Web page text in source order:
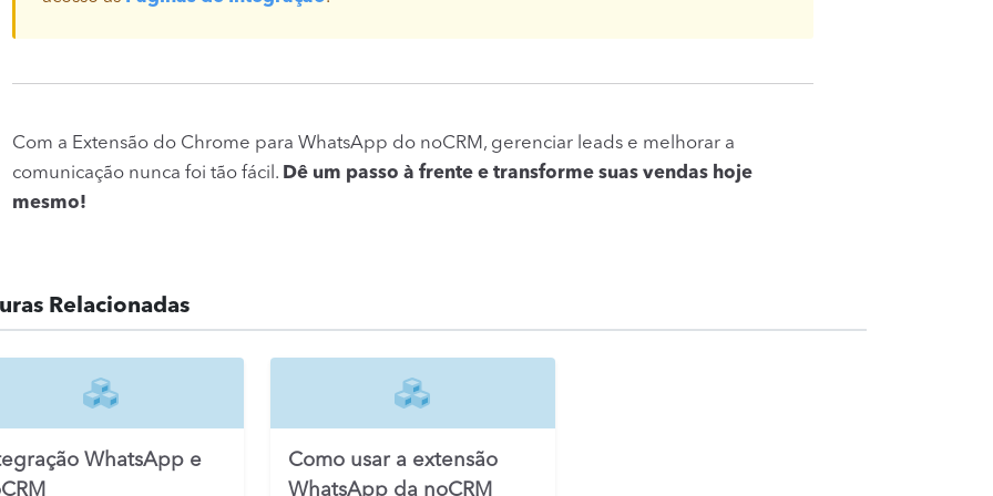
Com a Extensão do Chrome para WhatsApp do noCRM, gerenciar leads e melhorar a
comunicação nunca foi tão fácil. Dê um passo à frente e transforme suas vendas hoje
mesmo!
Relacionadas
WhatsApp e
Como usar a extensão
WhatsApp da noCRM